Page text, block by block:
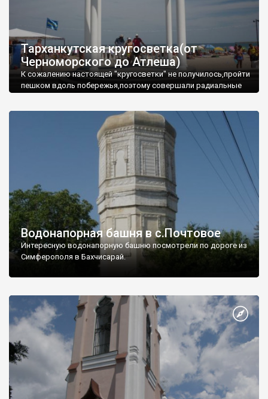
Тарханкутская кругосветка(от
Черноморского до Атлеша)
К сожалению настоящей "кругосветки" не получилось,пройти
пешком вдоль побережья,поэтому совершали радиальные
Водонапорная башня в с.Почтовое
Интересную водонапорную башню посмотрели по дороге из
Симферополя в Бахчисарай.